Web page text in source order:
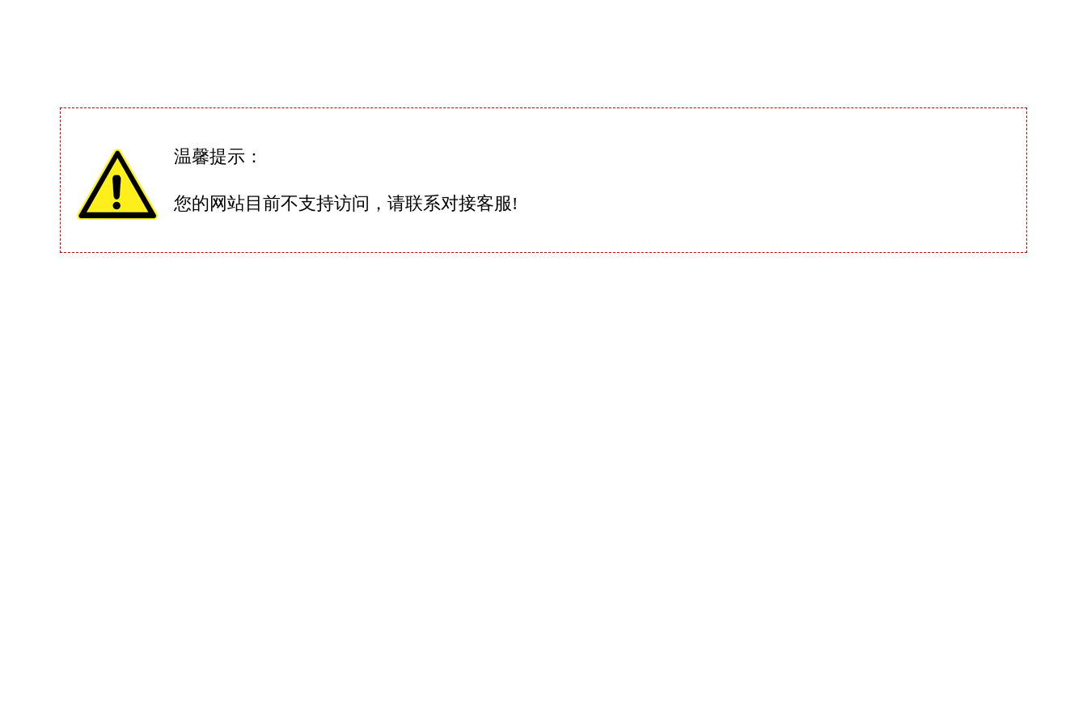
温馨提示：
您的网站目前不支持访问，请联系对接客服!